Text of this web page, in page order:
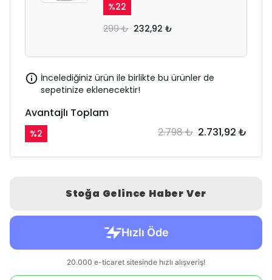
%22
299 ₺ 232,92 ₺
İncelediğiniz ürün ile birlikte bu ürünler de
sepetinize eklenecektir!
Avantajlı Toplam
%2 2.798 ₺ 2.731,92 ₺
Stoğa Gelince Haber Ver